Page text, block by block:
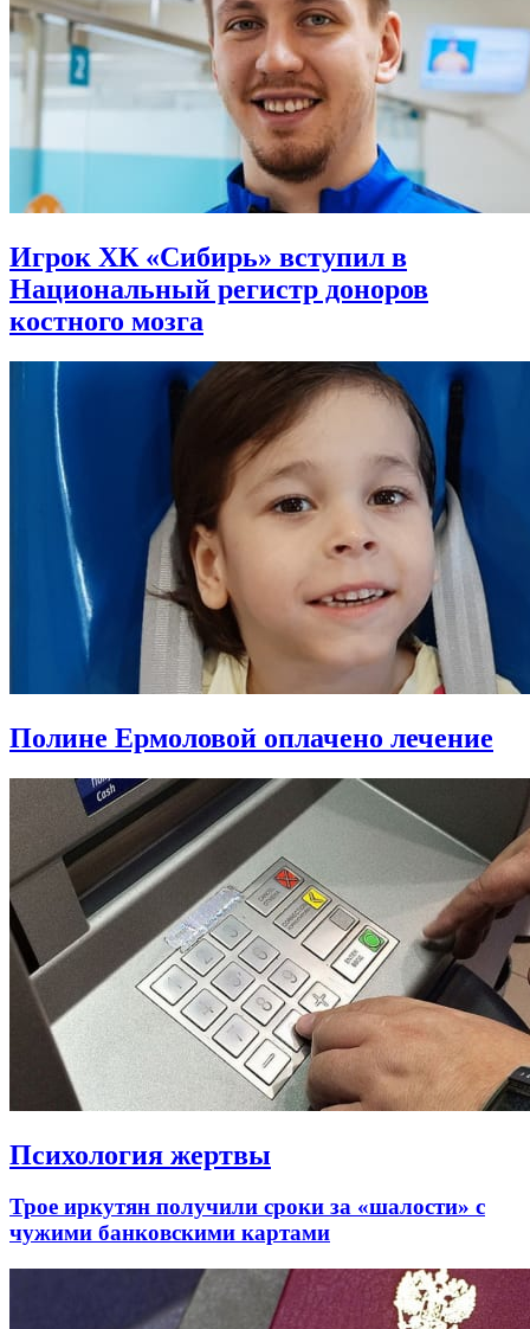
Игрок ХК «Сибирь» вступил в
Национальный регистр доноров
костного мозга
Полине Ермоловой оплачено лечение
Психология жертвы
Трое иркутян получили сроки за «шалости» с
чужими банковскими картами